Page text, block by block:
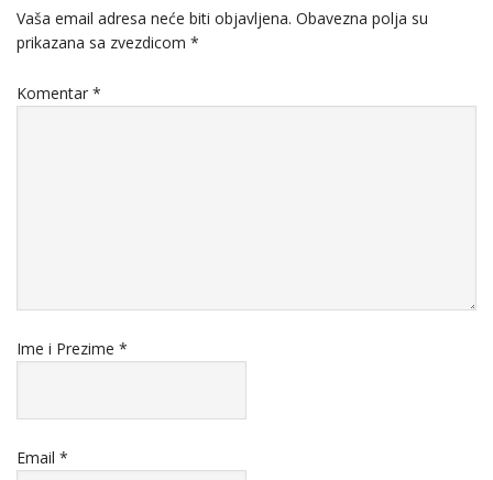
Vaša email adresa neće biti objavljena. Obavezna polja su
prikazana sa zvezdicom *
Komentar *
Ime i Prezime *
Email *